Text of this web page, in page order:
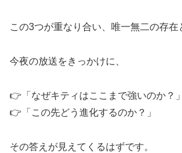
この3つが重なり合い、唯一無二の存在
今夜の放送をきっかけに、
👉「なぜキティはここまで強いのか？」
👉「この先どう進化するのか？」
その答えが見えてくるはずです。